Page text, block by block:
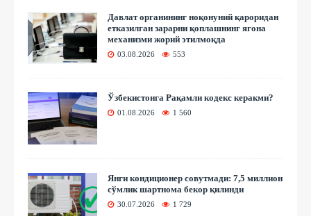
Давлат органининг ноқонуний қароридан
етказилган зарарни қоплашнинг ягона
механизми жорий этилмоқда
03.08.2026 553
Ўзбекистонга Рақамли кодекс керакми?
01.08.2026 1 560
Янги кондиционер совутмади: 7,5 миллион
сўмлик шартнома бекор қилинди
30.07.2026 1 729